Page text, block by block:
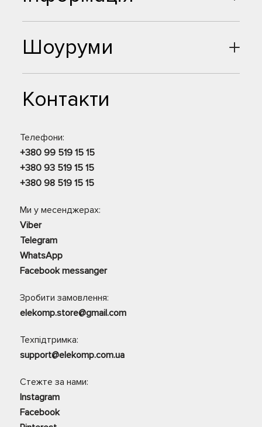
Шоуруми
Контакти
Телефони:
+380 99 519 15 15
+380 93 519 15 15
+380 98 519 15 15
Ми у месенджерах:
Viber
Telegram
WhatsApp
Facebook messanger
Зробити замовлення:
elekomp.store@gmail.com
Техпідтримка:
support@elekomp.com.ua
Стежте за нами:
Instagram
Facebook